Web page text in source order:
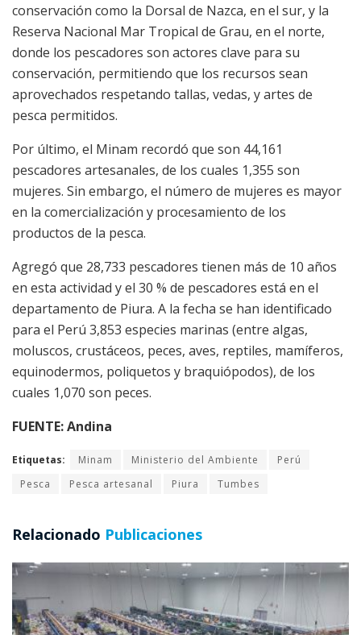
conservación como la Dorsal de Nazca, en el sur, y la
Reserva Nacional Mar Tropical de Grau, en el norte,
donde los pescadores son actores clave para su
conservación, permitiendo que los recursos sean
aprovechados respetando tallas, vedas, y artes de
pesca permitidos.
Por último, el Minam recordó que son 44,161
pescadores artesanales, de los cuales 1,355 son
mujeres. Sin embargo, el número de mujeres es mayor
en la comercialización y procesamiento de los
productos de la pesca.
Agregó que 28,733 pescadores tienen más de 10 años
en esta actividad y el 30 % de pescadores está en el
departamento de Piura. A la fecha se han identificado
para el Perú 3,853 especies marinas (entre algas,
moluscos, crustáceos, peces, aves, reptiles, mamíferos,
equinodermos, poliquetos y braquiópodos), de los
cuales 1,070 son peces.
FUENTE: Andina
Etiquetas: Minam Ministerio del Ambiente
Perú
Pesca
Pesca artesanal Piura Tumbes
Relacionado Publicaciones